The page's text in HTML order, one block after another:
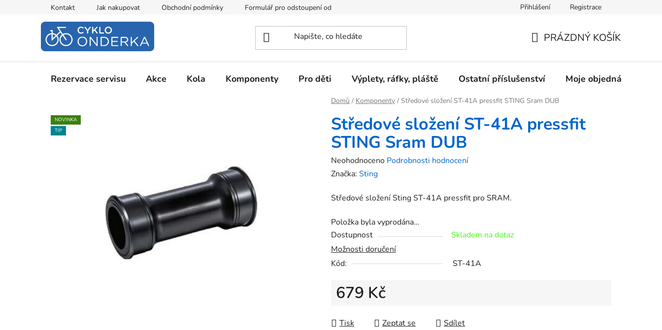
Kontakt Jak nakupovat Obchodní podmínky Formulář pro odstoupení od kupní smlouvy Přihlášení Registrace
KOŠÍK
PRÁZDNÝ KOŠÍK
Rezervace servisu Akce Kola Komponenty Pro děti Výplety, ráfky, pláště Ostatní příslušenství Moje objednávka
Domů / Komponenty / Středové složení ST-41A pressfit STING Sram DUB
Středové složení ST-41A pressfit
STING Sram DUB
Průměrné
hodnocení
je
z
5
hvězdiček.
Neohodnoceno Podrobnosti hodnocení
Značka: Sting
Středové složení Sting ST-41A pressfit pro SRAM.
Položka byla vyprodána…
Dostupnost
Skladem na dotaz
Možnosti doručení
Kód:
ST-41A
679 Kč
Tisk
Zeptat se Sdílet
NOVINKA
TIP